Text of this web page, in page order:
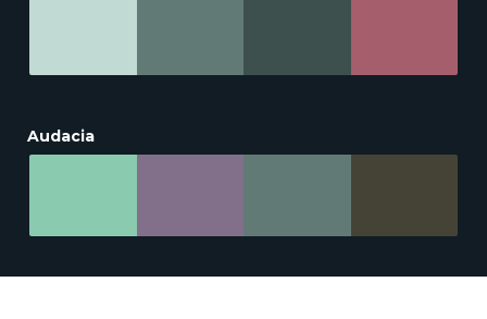
Audacia